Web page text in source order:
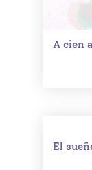
A cien
El